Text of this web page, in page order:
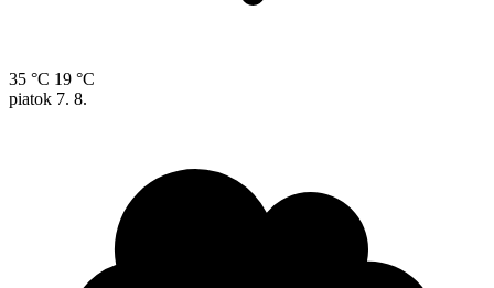
35 °C 19 °C
piatok 7. 8.